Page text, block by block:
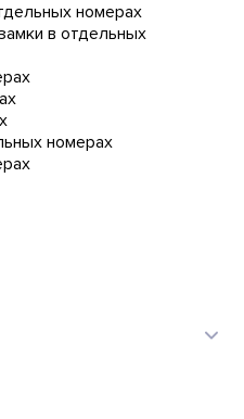
номерах
в отдельных
номерах